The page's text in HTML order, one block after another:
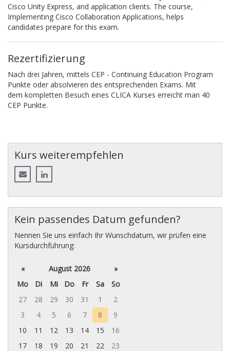
Cisco Unity Express, and application clients. The course,
Implementing Cisco Collaboration Applications, helps
candidates prepare for this exam.
Rezertifizierung
Nach drei Jahren, mittels CEP - Continuing Education Program
Punkte oder absolvieren des entsprechenden Exams. Mit
dem kompletten Besuch eines CLICA Kurses erreicht man 40
CEP Punkte.
Kurs weiterempfehlen
Kein passendes Datum gefunden?
Nennen Sie uns einfach Ihr Wunschdatum, wir prüfen eine
Kursdurchführung:
« August 2026
»
Mo
Di Mi Do Fr Sa
So
27
28 29 30 31 1
2
3
4 5 6 7 8
9
10
11 12 13 14 15
16
17
18 19 20 21 22
23